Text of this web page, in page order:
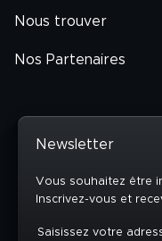
Nous trouver
Nos Partenaires
Newsletter
Vous souhaitez être
Inscrivez-vous et